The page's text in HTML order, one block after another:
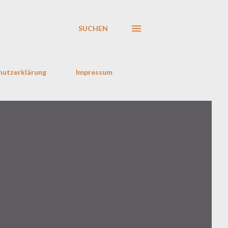
SUCHEN
Impressum